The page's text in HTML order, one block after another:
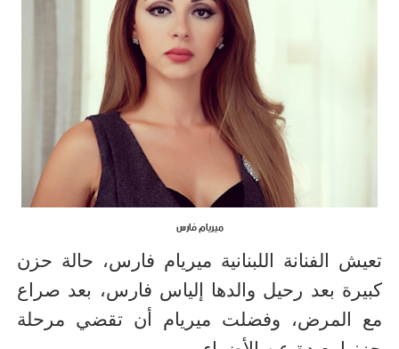
ميريام فارس
تعيش الفنانة اللبنانية ميريام فارس، حالة حزن
كبيرة بعد رحيل والدها إلياس فارس، بعد صراع
مع المرض، وفضلت ميريام أن تقضي مرحلة